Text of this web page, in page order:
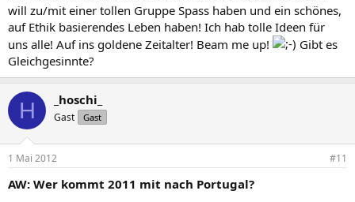
will zu/mit einer tollen Gruppe Spass haben und ein schönes,
auf Ethik basierendes Leben haben! Ich hab tolle Ideen für
uns alle! Auf ins goldene Zeitalter! Beam me up!
Gibt es
Gleichgesinnte?
H _hoschi_
Gast Gast
1 Mai 2012 #11
AW: Wer kommt 2011 mit nach Portugal?